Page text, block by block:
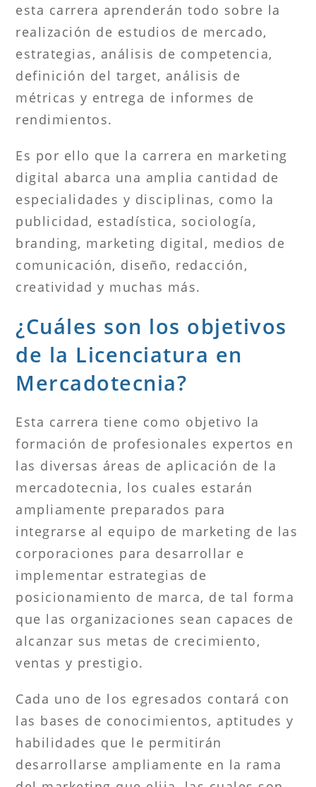
esta carrera aprenderán todo sobre la
realización de estudios de mercado,
estrategias, análisis de competencia,
definición del target, análisis de
métricas y entrega de informes de
rendimientos.
Es por ello que la carrera en marketing
digital abarca una amplia cantidad de
especialidades y disciplinas, como la
publicidad, estadística, sociología,
branding, marketing digital, medios de
comunicación, diseño, redacción,
creatividad y muchas más.
¿Cuáles son los objetivos
de la Licenciatura en
Mercadotecnia?
Esta carrera tiene como objetivo la
formación de profesionales expertos en
las diversas áreas de aplicación de la
mercadotecnia, los cuales estarán
ampliamente preparados para
integrarse al equipo de marketing de las
corporaciones para desarrollar e
implementar estrategias de
posicionamiento de marca, de tal forma
que las organizaciones sean capaces de
alcanzar sus metas de crecimiento,
ventas y prestigio.
Cada uno de los egresados contará con
las bases de conocimientos, aptitudes y
habilidades que le permitirán
desarrollarse ampliamente en la rama